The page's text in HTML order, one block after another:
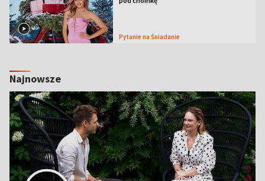
Pytanie na Śniadanie
Najnowsze